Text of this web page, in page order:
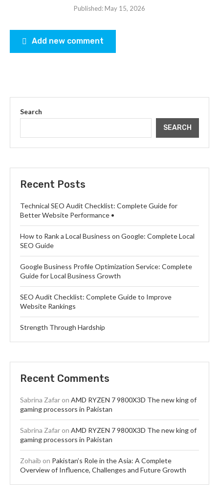
Published: May 15, 2026
Add new comment
Search
SEARCH
Recent Posts
Technical SEO Audit Checklist: Complete Guide for
Better Website Performance •
How to Rank a Local Business on Google: Complete Local
SEO Guide
Google Business Profile Optimization Service: Complete
Guide for Local Business Growth
SEO Audit Checklist: Complete Guide to Improve
Website Rankings
Strength Through Hardship
Recent Comments
Sabrina Zafar on AMD RYZEN 7 9800X3D The new king of
gaming processors in Pakistan
Sabrina Zafar on AMD RYZEN 7 9800X3D The new king of
gaming processors in Pakistan
Zohaib on Pakistan’s Role in the Asia: A Complete
Overview of Influence, Challenges and Future Growth